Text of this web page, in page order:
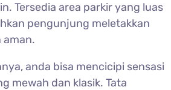
Tersedia area parkir yang luas
pengunjung meletakkan
aman.
anda bisa mencicipi sensasi
mewah dan klasik. Tata